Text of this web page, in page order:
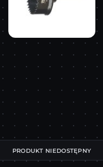
PRODUKT NIEDOSTĘPNY